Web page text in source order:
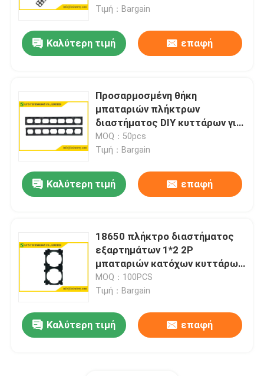
Γύρος εργοστασίων
Μας ελάτε σε επαφή με
Ειδήσεις
Περιπτώσεις
Μπαταρία διοξειδίου μαγγάνιου λίθιου
Εξαιρετικά λεπτή μπαταρία
Κύτταρο κουμπιών λίθιου
Τιμή：Bargain
Καλύτερη τιμή επαφή
Προσαρμοσμένη θήκη
μπαταριών πλήκτρων
διαστήματος DIY κυττάρων για
τα κύτταρα 18650 26650
32650 21700
MOQ：50pcs
Τιμή：Bargain
Καλύτερη τιμή επαφή
18650 πλήκτρο διαστήματος
εξαρτημάτων 1*2 2P
μπαταριών κατόχων κυττάρων
για την ιονική μπαταρία λίθιου
MOQ：100PCS
Τιμή：Bargain
Καλύτερη τιμή επαφή